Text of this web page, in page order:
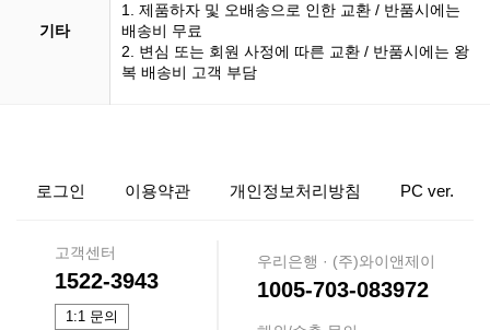
기타
1. 제품하자 및 오배송으로 인한 교환 / 반품시에는
배송비 무료
2. 변심 또는 회원 사정에 따른 교환 / 반품시에는 왕
복 배송비 고객 부담
로그인 이용약관 개인정보처리방침 PC ver.
고객센터
1522-3943
1:1 문의
우리은행 · (주)와이앤제이
1005-703-083972